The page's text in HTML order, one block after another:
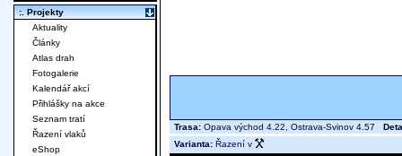
Trasa: Opava východ 4.22, Ostrava-Svinov 4.57
Varianta: Řazení v
:. Projekty
Aktuality
Články
Atlas drah
Fotogalerie
Kalendář akcí
Přihlášky na akce
Seznam tratí
Řazení vlaků
eShop